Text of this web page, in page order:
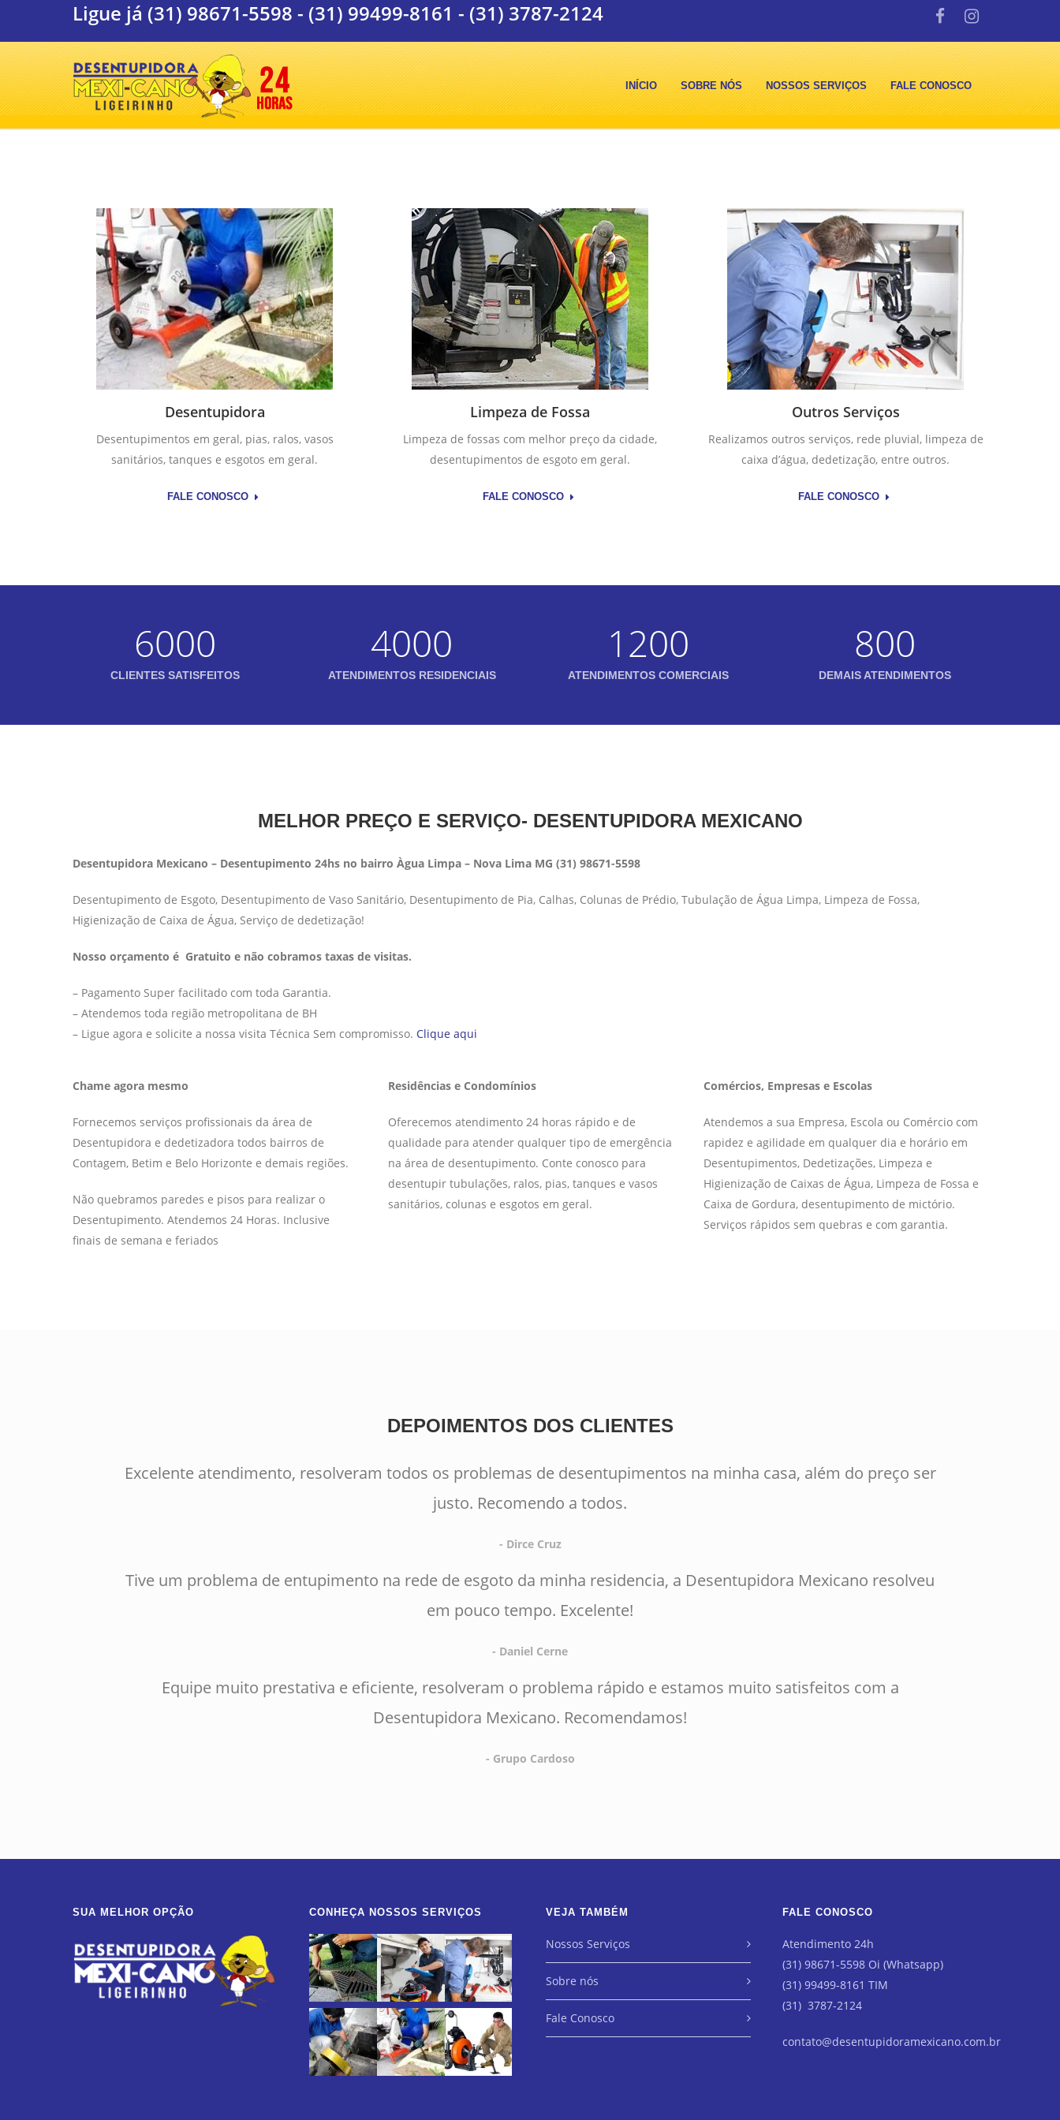
Ligue já (31) 98671-5598 - (31) 99499-8161 - (31) 3787-2124
INÍCIO SOBRE NÓS NOSSOS SERVIÇOS FALE CONOSCO
Desentupidora
Desentupimentos em geral, pias, ralos, vasos
sanitários, tanques e esgotos em geral.
FALE CONOSCO
Limpeza de Fossa
Limpeza de fossas com melhor preço da cidade,
desentupimentos de esgoto em geral.
FALE CONOSCO
Outros Serviços
Realizamos outros serviços, rede pluvial, limpeza de
caixa d’água, dedetização, entre outros.
FALE CONOSCO
6000
CLIENTES SATISFEITOS
4000
ATENDIMENTOS RESIDENCIAIS
1200
ATENDIMENTOS COMERCIAIS
800
DEMAIS ATENDIMENTOS
MELHOR PREÇO E SERVIÇO- DESENTUPIDORA MEXICANO
Desentupidora Mexicano – Desentupimento 24hs no bairro Àgua Limpa – Nova Lima MG (31) 98671-5598
Desentupimento de Esgoto, Desentupimento de Vaso Sanitário, Desentupimento de Pia, Calhas, Colunas de Prédio, Tubulação de Água Limpa, Limpeza de Fossa,
Higienização de Caixa de Água, Serviço de dedetização!
Nosso orçamento é Gratuito e não cobramos taxas de visitas.
– Pagamento Super facilitado com toda Garantia.
– Atendemos toda região metropolitana de BH
– Ligue agora e solicite a nossa visita Técnica Sem compromisso. Clique aqui
Chame agora mesmo
Fornecemos serviços profissionais da área de
Desentupidora e dedetizadora todos bairros de
Contagem, Betim e Belo Horizonte e demais regiões.
Não quebramos paredes e pisos para realizar o
Desentupimento. Atendemos 24 Horas. Inclusive
finais de semana e feriados
Residências e Condomínios
Oferecemos atendimento 24 horas rápido e de
qualidade para atender qualquer tipo de emergência
na área de desentupimento. Conte conosco para
desentupir tubulações, ralos, pias, tanques e vasos
sanitários, colunas e esgotos em geral.
Comércios, Empresas e Escolas
Atendemos a sua Empresa, Escola ou Comércio com
rapidez e agilidade em qualquer dia e horário em
Desentupimentos, Dedetizações, Limpeza e
Higienização de Caixas de Água, Limpeza de Fossa e
Caixa de Gordura, desentupimento de mictório.
Serviços rápidos sem quebras e com garantia.
DEPOIMENTOS DOS CLIENTES
Excelente atendimento, resolveram todos os problemas de desentupimentos na minha casa, além do preço ser
justo. Recomendo a todos.
- Dirce Cruz
Tive um problema de entupimento na rede de esgoto da minha residencia, a Desentupidora Mexicano resolveu
em pouco tempo. Excelente!
- Daniel Cerne
Equipe muito prestativa e eficiente, resolveram o problema rápido e estamos muito satisfeitos com a
Desentupidora Mexicano. Recomendamos!
- Grupo Cardoso
SUA MELHOR OPÇÃO CONHEÇA NOSSOS SERVIÇOS VEJA TAMBÉM
Nossos Serviços
Sobre nós
Fale Conosco
FALE CONOSCO
Atendimento 24h
(31) 98671-5598 Oi (Whatsapp)
(31) 99499-8161 TIM
(31) 3787-2124
contato@desentupidoramexicano.com.br